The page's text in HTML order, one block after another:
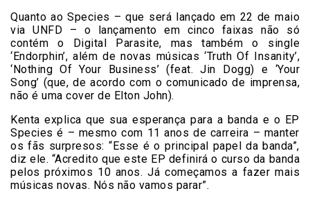
Quanto ao Species – que será lançado em 22 de maio
via UNFD – o lançamento em cinco faixas não só
contém o Digital Parasite, mas também o single
‘Endorphin’, além de novas músicas ‘Truth Of Insanity’,
‘Nothing Of Your Business’ (feat. Jin Dogg) e ‘Your
Song’ (que, de acordo com o comunicado de imprensa,
não é uma cover de Elton John).
Kenta explica que sua esperança para a banda e o EP
Species é – mesmo com 11 anos de carreira – manter
os fãs surpresos: “Esse é o principal papel da banda”,
diz ele. “Acredito que este EP definirá o curso da banda
pelos próximos 10 anos. Já começamos a fazer mais
músicas novas. Nós não vamos parar”.